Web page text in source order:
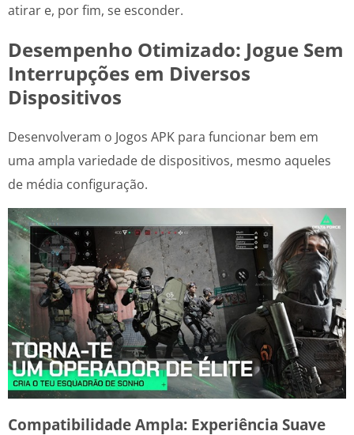
atirar e, por fim, se esconder.
Desempenho Otimizado: Jogue Sem
Interrupções em Diversos
Dispositivos
Desenvolveram o Jogos APK para funcionar bem em
uma ampla variedade de dispositivos, mesmo aqueles
de média configuração.
Compatibilidade Ampla: Experiência Suave